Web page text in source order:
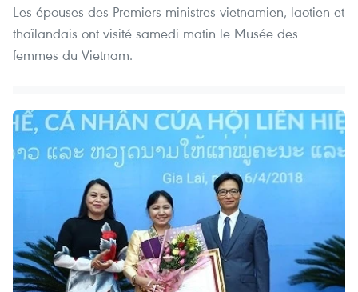
Les épouses des Premiers ministres vietnamien, laotien et
thaïlandais ont visité samedi matin le Musée des
femmes du Vietnam.